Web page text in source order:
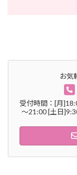
お気
受付時間：[月
～21:00 [土日